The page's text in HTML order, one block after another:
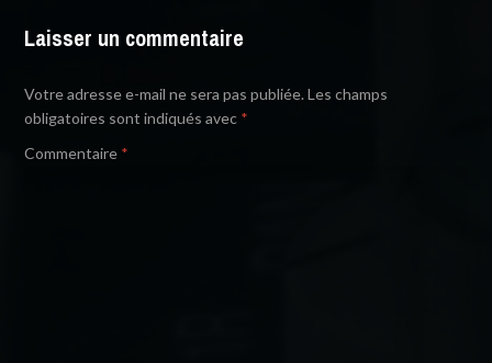
Laisser un commentaire
Votre adresse e-mail ne sera pas publiée. Les champs
obligatoires sont indiqués avec *
Commentaire *